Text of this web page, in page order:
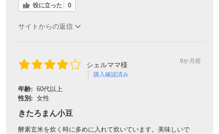
役に立った 0
サイトからの返信
シェルママ様
購入確認済み
8か月前
年齢: 60代以上
性別: 女性
きたろまん小豆
酵素玄米を炊く時に多めに入れて炊いています。美味しいで